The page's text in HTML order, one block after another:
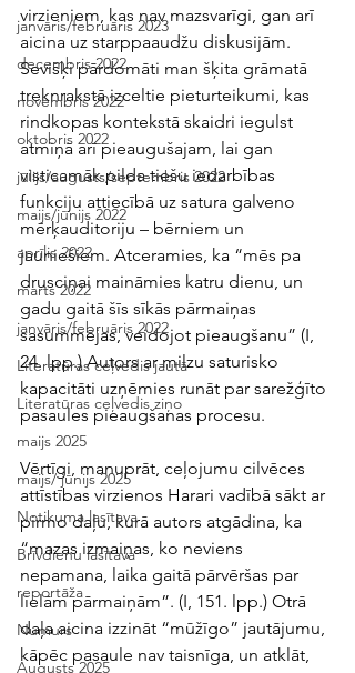
janvāris/februāris 2023
decembris 2022
novembris 2022
oktobris 2022
jūlijs/augusts/septembris 2022
maijs/jūnijs 2022
aprīlis 2022
marts 2022
janvāris/februāris 2022
Literatūras ceļvedis jautā
Literatūras ceļvedis ziņo
maijs 2025
maijs/ jūnijs 2025
Notikuma lasītava
Brīvdienu lasītava
reportāža
Numurs
Augusts 2025
virzieniem, kas nav mazsvarīgi, gan arī
aicina uz starppaaudžu diskusijām.
Sevišķi pārdomāti man šķita grāmatā
treknrakstā izceltie pieturteikumi, kas
rindkopas kontekstā skaidri iegulst
atmiņā arī pieaugušajam, lai gan
visticamāk pilda tiešu iedarbības
funkciju attiecībā uz satura galveno
mērķauditoriju – bērniem un
jauniešiem. Atceramies, ka “mēs pa
drusciņai maināmies katru dienu, un
gadu gaitā šīs sīkās pārmaiņas
sasummējas, veidojot pieaugšanu” (I,
24. lpp.) Autors ar milzu saturisko
kapacitāti uzņēmies runāt par sarežģīto
pasaules pieaugšanas procesu.
Vērtīgi, manuprāt, ceļojumu cilvēces
attīstības virzienos Harari vadībā sākt ar
pirmo daļu, kurā autors atgādina, ka
“mazas izmaiņas, ko neviens
nepamana, laika gaitā pārvēršas par
lielām pārmaiņām”. (I, 151. lpp.) Otrā
daļa aicina izzināt “mūžīgo” jautājumu,
kāpēc pasaule nav taisnīga, un atklāt,